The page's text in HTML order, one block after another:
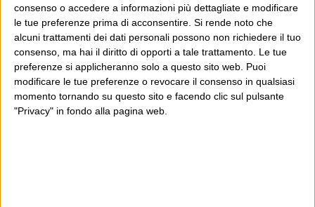
consenso o accedere a informazioni più dettagliate e modificare
le tue preferenze prima di acconsentire. Si rende noto che
alcuni trattamenti dei dati personali possono non richiedere il tuo
consenso, ma hai il diritto di opporti a tale trattamento. Le tue
preferenze si applicheranno solo a questo sito web. Puoi
modificare le tue preferenze o revocare il consenso in qualsiasi
momento tornando su questo sito e facendo clic sul pulsante
"Privacy" in fondo alla pagina web.